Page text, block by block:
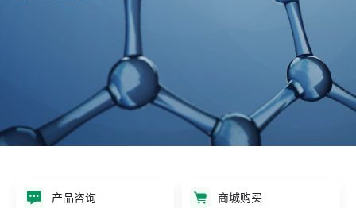
产品咨询 商城购买